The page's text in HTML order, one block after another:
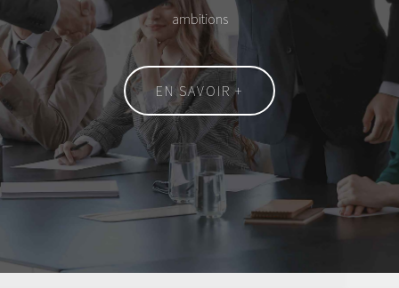
ambitions
EN SAVOIR +